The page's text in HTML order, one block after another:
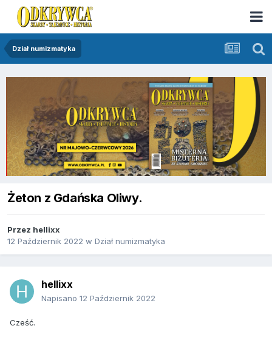
Dział numizmatyka
Żeton z Gdańska Oliwy.
Przez hellixx
12 Październik 2022 w Dział numizmatyka
hellixx
Napisano 12 Październik 2022
Cześć.